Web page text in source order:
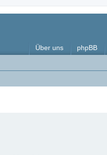
Über uns phpBB